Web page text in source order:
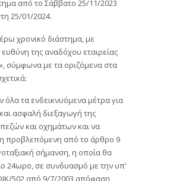
από το Σάββατο 25/11/2023
25/01/2024.
χρονικό διάστημα, με
ευθύνη της αναδόχου εταιρείας
σύμφωνα με τα οριζόμενα στα
τα ενδεικνυόμενα μέτρα για
ασφαλή διεξαγωγή της
και οχημάτων και να
προβλεπόμενη από το άρθρο 9
σήμανση, η οποία θα
24ωρο, σε συνδυασμό με την υπ’
502 από 9/7/2003 απόφαση